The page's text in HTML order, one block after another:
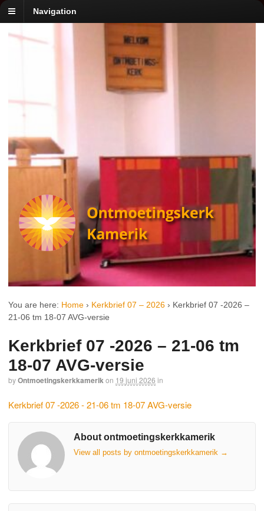
Navigation
You are here: Home › Kerkbrief 07 – 2026 › Kerkbrief 07 -2026 –
21-06 tm 18-07 AVG-versie
Kerkbrief 07 -2026 – 21-06 tm
18-07 AVG-versie
byOntmoetingskerkkamerikon 19 juni 2026 in
Kerkbrief 07 -2026 - 21-06 tm 18-07 AVG-versie
About ontmoetingskerkkamerik
View all posts by ontmoetingskerkkamerik →